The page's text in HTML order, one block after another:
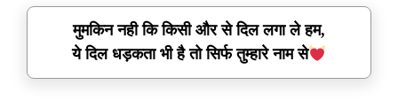
मुमकिन नही कि किसी और से दिल लगा ले हम,
ये दिल धड़कता भी है तो सिर्फ तुम्हारे नाम से